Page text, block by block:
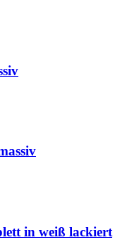
in weiß lackiert